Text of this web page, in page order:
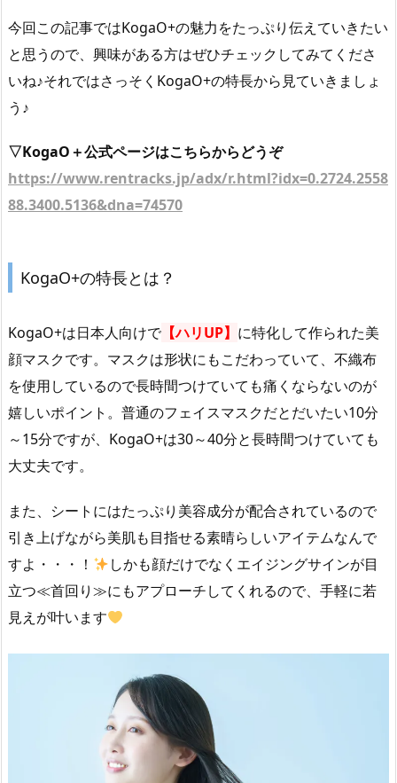
今回この記事ではKogaO+の魅力をたっぷり伝えていきたい
と思うので、興味がある方はぜひチェックしてみてくださ
いね♪それではさっそくKogaO+の特長から見ていきましょ
う♪
▽KogaO＋公式ページはこちらからどうぞ
https://www.rentracks.jp/adx/r.html?idx=0.2724.2558
88.3400.5136&dna=74570
KogaO+の特長とは？
KogaO+は日本人向けで 【ハリUP】 に特化して作られた美
顔マスクです。マスクは形状にもこだわっていて、不織布
を使用しているので長時間つけていても痛くならないのが
嬉しいポイント。普通のフェイスマスクだとだいたい10分
～15分ですが、KogaO+は30～40分と長時間つけていても
大丈夫です。
また、シートにはたっぷり美容成分が配合されているので
引き上げながら美肌も目指せる素晴らしいアイテムなんで
すよ・・・！
しかも顔だけでなくエイジングサインが目
立つ≪首回り≫にもアプローチしてくれるので、手軽に若
見えが叶います